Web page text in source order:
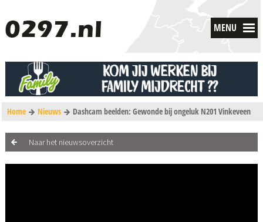
MENU
Home Nieuws Dashcam beelden: Gewonde bij ongeluk N201 Vinkeveen
Naar het nieuwsoverzicht